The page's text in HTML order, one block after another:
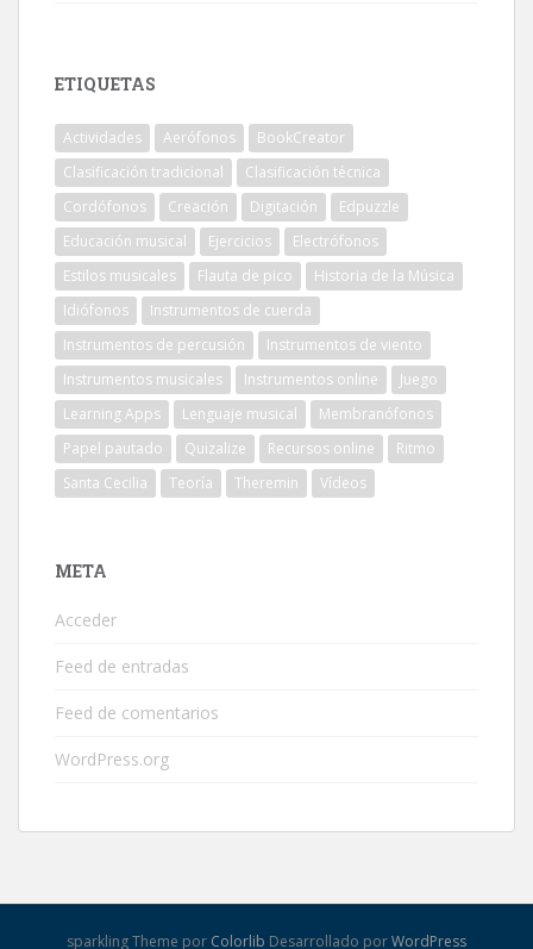
ETIQUETAS
Actividades Aerófonos
BookCreator
Clasificación tradicional
Clasificación técnica
Cordófonos
Creación Digitación
Edpuzzle
Educación musical
Ejercicios
Electrófonos
Estilos musicales
Flauta de pico
Historia de la Música
Idiófonos
Instrumentos de cuerda
Instrumentos de percusión
Instrumentos de viento
Instrumentos musicales
Instrumentos online
Juego
Learning Apps
Lenguaje musical
Membranófonos
Papel pautado
Quizalize Recursos online
Ritmo
Santa Cecilia
Teoría Theremin Vídeos
META
Acceder
Feed de entradas
Feed de comentarios
WordPress.org
sparkling Theme por Colorlib Desarrollado porWordPress